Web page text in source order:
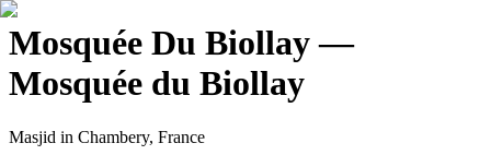
Mosquée Du Biollay—
Mosquée du Biollay
Masjid in Chambery, France